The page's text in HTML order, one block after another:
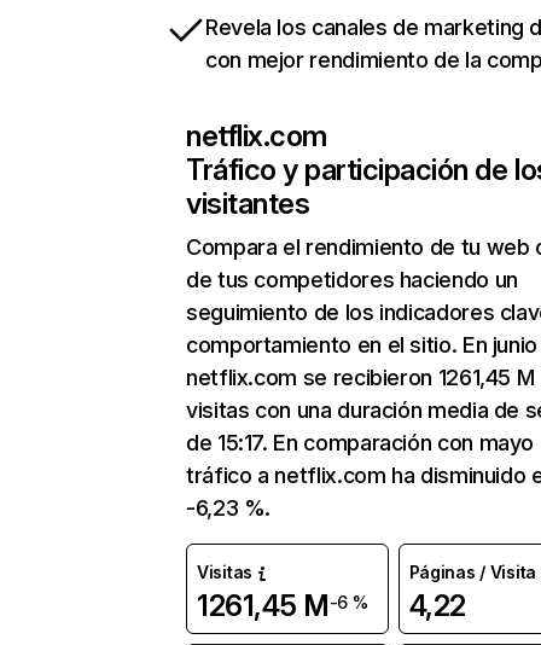
Revela los canales de marketing
con mejor rendimiento de la
netflix.com
Tráfico y participación de
visitantes
Compara el rendimiento de tu web
de tus competidores haciendo un
seguimiento de los indicadores
comportamiento en el sitio. En junio
netflix.com se recibieron 1261,45 M
visitas con una duración media de
de 15:17. En comparación con mayo
tráfico a netflix.com ha disminuido
-6,23 %.
Visitas
1261,45 M-6 %
Páginas / Visita
4,22